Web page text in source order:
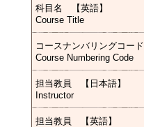
科目名 【英語】
Course Title
コースナンバリングコード
Course Numbering Code
担当教員 【日本語】
Instructor
担当教員 【英語】